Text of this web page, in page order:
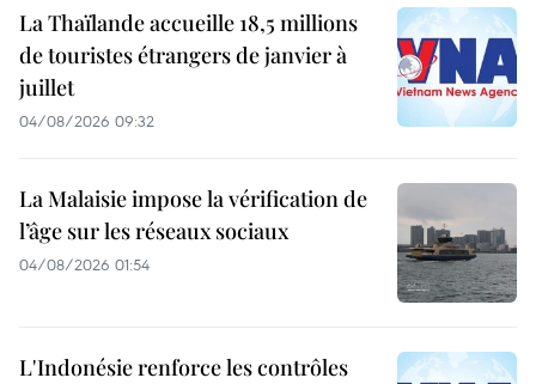
La Thaïlande accueille 18,5 millions
de touristes étrangers de janvier à
juillet
04/08/2026 09:32
La Malaisie impose la vérification de
l’âge sur les réseaux sociaux
04/08/2026 01:54
L'Indonésie renforce les contrôles